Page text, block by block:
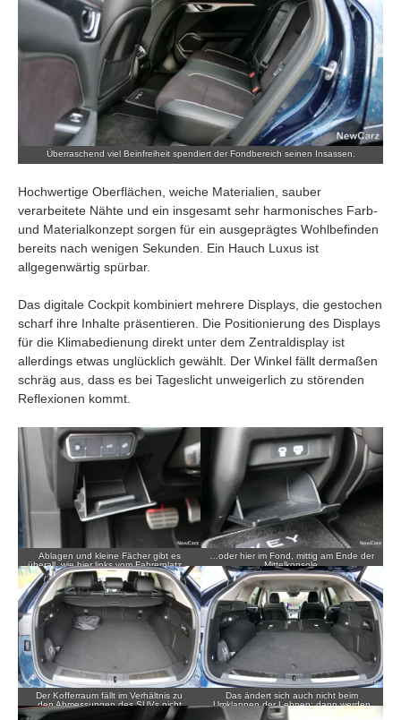
Überraschend viel Beinfreiheit spendiert der Fondbereich seinen Insassen.
Hochwertige Oberflächen, weiche Materialien, sauber
verarbeitete Nähte und ein insgesamt sehr harmonisches Farb-
und Materialkonzept sorgen für ein ausgeprägtes Wohlbefinden
bereits nach wenigen Sekunden. Ein Hauch Luxus ist
allgegenwärtig spürbar.
Das digitale Cockpit kombiniert mehrere Displays, die gestochen
scharf ihre Inhalte präsentieren. Die Positionierung des Displays
für die Klimabedienung direkt unter dem Zentraldisplay ist
allerdings etwas unglücklich gewählt. Der Winkel fällt dermaßen
schräg aus, dass es bei Tageslicht unweigerlich zu störenden
Reflexionen kommt.
Ablagen und kleine Fächer gibt es
überall, wie hier links vom Fahrerplatz…
…oder hier im Fond, mittig am Ende der
Mittelkonsole.
Der Kofferraum fällt im Verhältnis zu
den Abmessungen des SUVs nicht
Das ändert sich auch nicht beim
Umklappen der Lehnen; dann werden
aus 500 etwas über 1.200 Liter.